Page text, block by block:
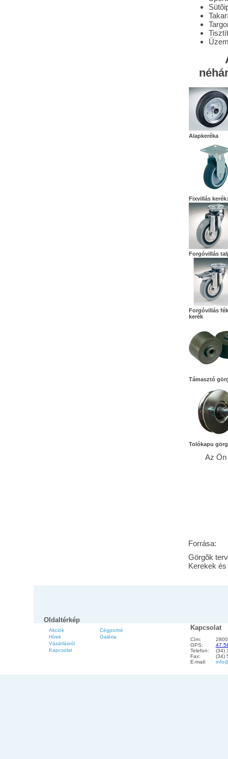
Alapkeréka
Fixvillás kerék:
Forgóvillás
Forgóvillás
kerék
Támasztó
Tolókapu
Az Ön
Forrása:
Görgõk
Kerekek
Oldaltérkép
Akciók
Hírek
Vásárlásról
Kapcsolat
Cégportré
Galéria
Kapcsolat
Cím:
GPS:
Telefon:
(34)
Fax:
(34)
E-mail: